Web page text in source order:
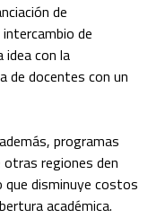
de
de
con la
de docentes con un
programas
regiones den
que disminuye costos
académica.